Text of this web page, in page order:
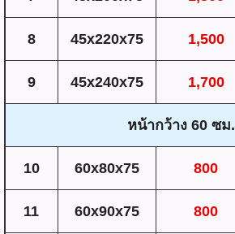
8 45x220x75 1,500
9 45x240x75 1,700
หน้ากว้าง 60 ซม.
10 60x80x75 800
11 60x90x75 800